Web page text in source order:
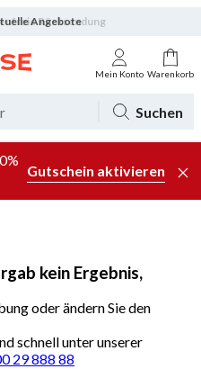
Angebote
Mein Konto Warenkorb
Suchen
Gutschein aktivieren
kein Ergebnis,
oder ändern Sie den
schnell unter unserer
29 888 88